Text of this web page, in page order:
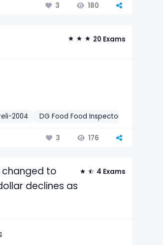
3 180
20 Exams
2004 DG Food Food Inspector/Auditor-2009
3 176
changed to
declines as
4 Exams